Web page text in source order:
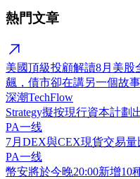
熱門文章
美國頂級投顧解讀8月美
飆，債市卻在講另一個故事
深潮TechFlow
Strategy擬按現行資本計劃
PA一线
7月DEX與CEX現貨交易
PA一线
幣安將於今晚20:00新增10